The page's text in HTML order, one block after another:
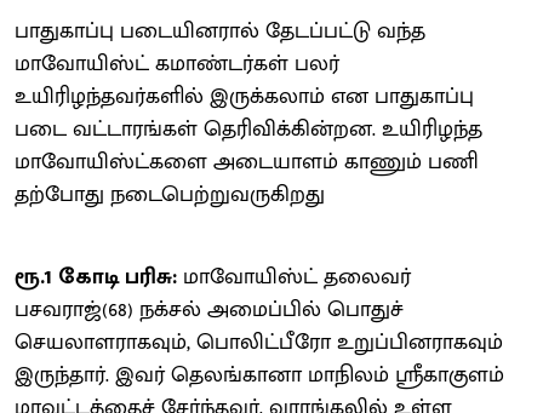
பாதுகாப்பு படையினரால் தேடப்பட்டு வந்த
மாவோயிஸ்ட் கமாண்டர்கள் பலர்
உயிரிழந்தவர்களில் இருக்கலாம் என பாதுகாப்பு
படை வட்டாரங்கள் தெரிவிக்கின்றன. உயிரிழந்த
மாவோயிஸ்ட்களை அடையாளம் காணும் பணி
தற்போது நடைபெற்றுவருகிறது
ரூ.1 கோடி பரிசு: மாவோயிஸ்ட் தலைவர்
பசவராஜ்(68) நக்சல் அமைப்பில் பொதுச்
செயலாளராகவும், பொலிட்பீரோ உறுப்பினராகவும்
இருந்தார். இவர் தெலங்கானா மாநிலம் ஸ்ரீகாகுளம்